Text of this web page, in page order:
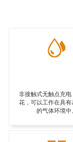
非接触式无触点充电
花，可以工作在具
的气体环境中